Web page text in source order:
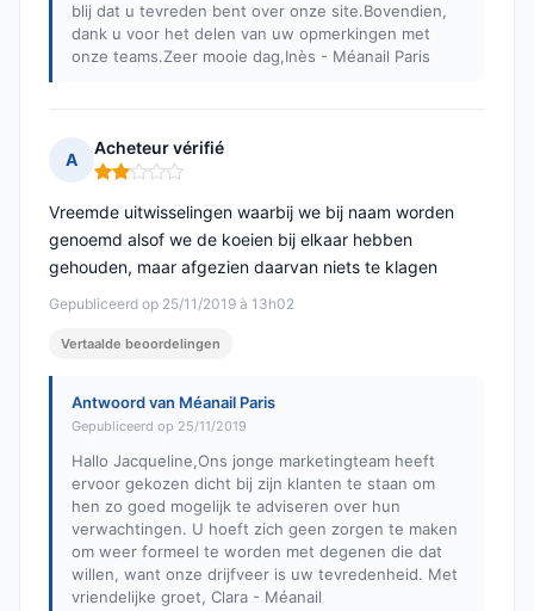
blij dat u tevreden bent over onze site.Bovendien,
dank u voor het delen van uw opmerkingen met
onze teams.Zeer mooie dag,Inès - Méanail Paris
A
Acheteur vérifié
Opmerking: 2 van 5
Gepubliceerd op 25/11/2019 à 13h02
Vreemde uitwisselingen waarbij we bij naam worden
genoemd alsof we de koeien bij elkaar hebben
gehouden, maar afgezien daarvan niets te klagen
Vertaalde beoordelingen
Antwoord van Méanail Paris
Gepubliceerd op 25/11/2019
Hallo Jacqueline,Ons jonge marketingteam heeft
ervoor gekozen dicht bij zijn klanten te staan om
hen zo goed mogelijk te adviseren over hun
verwachtingen. U hoeft zich geen zorgen te maken
om weer formeel te worden met degenen die dat
willen, want onze drijfveer is uw tevredenheid. Met
vriendelijke groet, Clara - Méanail